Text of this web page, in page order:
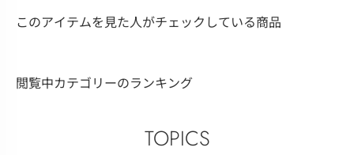
このアイテムを見た人がチェックしている商品
閲覧中カテゴリーのランキング
TOPICS